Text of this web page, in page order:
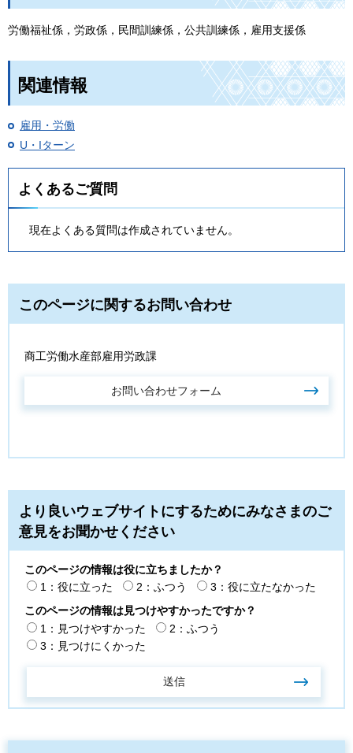
労働福祉係，労政係，民間訓練係，公共訓練係，雇用支援係
関連情報
雇用・労働
U・Iターン
よくあるご質問
現在よくある質問は作成されていません。
このページに関するお問い合わせ
商工労働水産部雇用労政課
より良いウェブサイトにするためにみなさまのご
意見をお聞かせください
このページの情報は役に立ちましたか？
1：役に立った
2：ふつう
3：役に立たなかった
このページの情報は見つけやすかったですか？
1：見つけやすかった
2：ふつう
3：見つけにくかった